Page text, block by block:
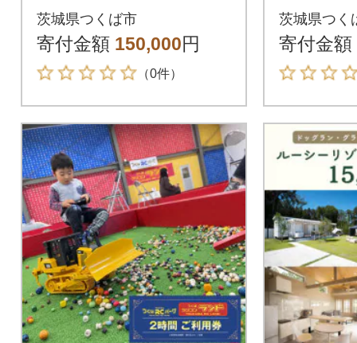
園都市コース) 3名様
まで搭乗可能
茨城県つくば市
寄付金額 150,000円
（0件）
ドベン
ス】2名
ト
茨城県つく
寄付金額